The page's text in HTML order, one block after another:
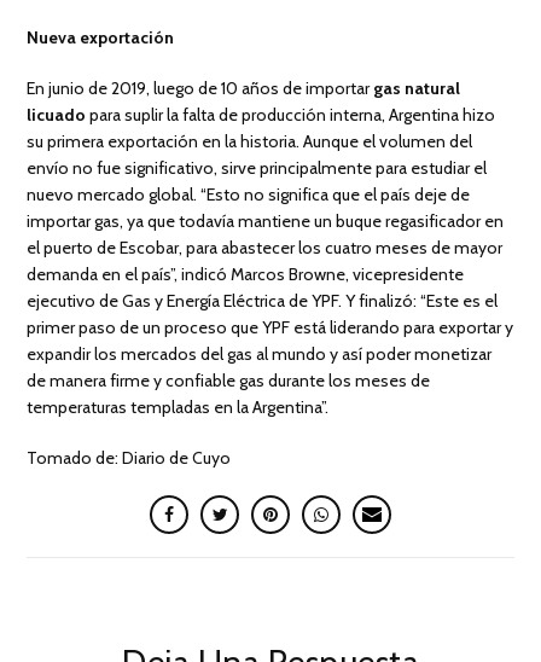
Nueva exportación
En junio de 2019, luego de 10 años de importargas natural
licuado para suplir la falta de producción interna, Argentina hizo
su primera exportación en la historia. Aunque el volumen del
envío no fue significativo, sirve principalmente para estudiar el
nuevo mercado global. “Esto no significa que el país deje de
importar gas, ya que todavía mantiene un buque regasificador en
el puerto de Escobar, para abastecer los cuatro meses de mayor
demanda en el país”, indicó Marcos Browne, vicepresidente
ejecutivo de Gas y Energía Eléctrica de YPF. Y finalizó: “Este es el
primer paso de un proceso que YPF está liderando para exportar y
expandir los mercados del gas al mundo y así poder monetizar
de manera firme y confiable gas durante los meses de
temperaturas templadas en la Argentina”.
Tomado de: Diario de Cuyo